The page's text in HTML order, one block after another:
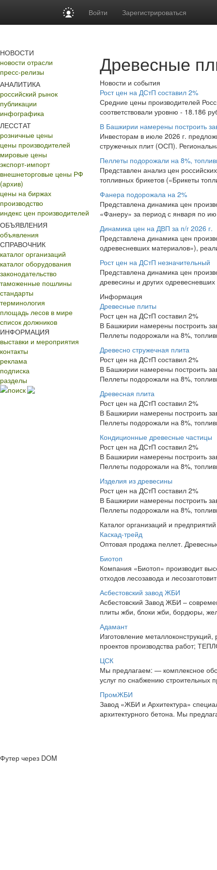
Войти Зарегистрироваться
НОВОСТИ
новости отрасли
пресс-релизы
АНАЛИТИКА
российский рынок
публикации
инфографика
ЛЕССТАТ
розничные цены
цены производителей
мировые цены
экспорт-импорт
внешнеторговые цены РФ
(архив)
цены на биржах
производство
индекс цен производителей
ОБЪЯВЛЕНИЯ
объявления
СПРАВОЧНИК
каталог организаций
каталог оборудования
законодательство
таможенные пошлины
стандарты
терминология
площадь лесов в мире
список должников
ИНФОРМАЦИЯ
выставки и мероприятия
контакты
реклама
подписка
разделы
поиск
Древесные
Новости и события
Рост цен на ДСтП составил 2%
Средние цены производителей
соответствовали уровню - 18.186
В Башкирии намерены построить
Инвесторам в июле 2026 г.
стружечных плит (ОСП).
Пеллеты подорожали на 8%,
Представлен анализ цен
топливных брикетов («Брикеты
Фанера подорожала на 2%
Представлена динамика цен
«Фанеру» за период с января по
Динамика цен на ДВП за п/г 2026 г.
Представлена динамика цен
одревесневших материалов»),
Рост цен на ДСтП незначительный
Представлена динамика цен
древесины и других
Информация
Древесные плиты
Рост цен на ДСтП составил 2%
В Башкирии намерены построить
Пеллеты подорожали на 8%,
Древесно стружечная плита
Рост цен на ДСтП составил 2%
В Башкирии намерены построить
Пеллеты подорожали на 8%,
Древесная плита
Рост цен на ДСтП составил 2%
В Башкирии намерены построить
Пеллеты подорожали на 8%,
Кондиционные древесные частицы
Рост цен на ДСтП составил 2%
В Башкирии намерены построить
Пеллеты подорожали на 8%,
Изделия из древесины
Рост цен на ДСтП составил 2%
В Башкирии намерены построить
Пеллеты подорожали на 8%,
Каталог организаций и предприятий
Каскад-трейд
Оптовая продажа пеллет.
Биотоп
Компания «Биотоп» производит
отходов лесозавода и
Асбестовский завод ЖБИ
Асбестовский Завод ЖБИ –
плиты жби, блоки жби, бордюры,
Адамант
Изготовление металлоконструкций,
проектов производства работ;
ЦСК
Мы предлагаем: — комплексное
услуг по снабжению строительных
ПромЖБИ
Завод «ЖБИ и Архитектура»
архитектурного бетона. Мы
Футер через DOM